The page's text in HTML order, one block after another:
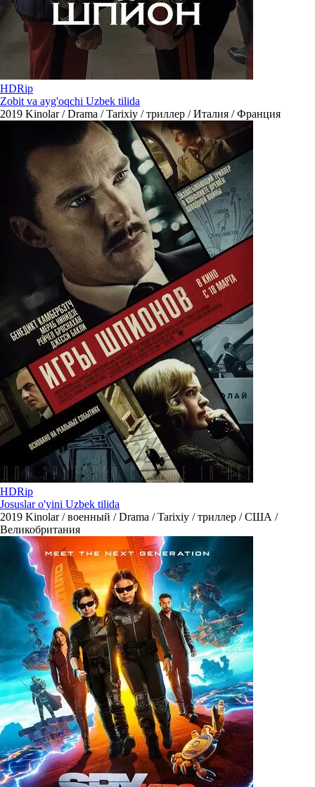
HDRip
Zobit va ayg'oqchi Uzbek tilida
2019 Kinolar / Drama / Tarixiy / триллер / Италия / Франция
HDRip
Josuslar o'yini Uzbek tilida
2019 Kinolar / военный / Drama / Tarixiy / триллер / США /
Великобритания